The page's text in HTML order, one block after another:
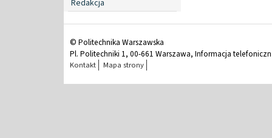
Redakcja
© Politechnika Warszawska
Pl. Politechniki 1, 00-661 Warszawa, Informacja
Kontakt Mapa strony